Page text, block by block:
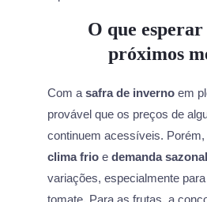
O que
próximos
Com a safra de inverno em
provável que os preços de
continuem acessíveis.
clima frio e demanda sazonal
variações, especialmente
tomate. Para as frutas, a